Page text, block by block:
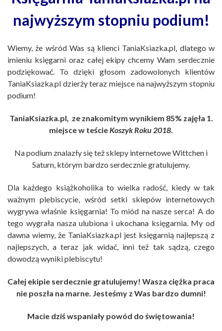
najwyższym stopniu podium!
Wiemy, że wśród Was są klienci TaniaKsiazka.pl, dlatego w
imieniu księgarni oraz całej ekipy chcemy Wam serdecznie
podziękować. To dzięki głosom zadowolonych klientów
TaniaKsiazka.pl dzierży teraz miejsce na najwyższym stopniu
podium!
TaniaKsiazka.pl, ze znakomitym wynikiem 85% zajęła 1.
miejsce w teście Koszyk Roku 2018
Na podium znalazły się też sklepy internetowe Wittchen i
Saturn, którym bardzo serdecznie gratulujemy.
Dla każdego książkoholika to wielka radość, kiedy w tak
ważnym plebiscycie, wśród setki sklepów internetowych
wygrywa właśnie księgarnia! To miód na nasze serca! A do
tego wygrała nasza ulubiona i ukochana księgarnia. My od
dawna wiemy, że TaniaKsiazka.pl jest księgarnią najlepszą z
najlepszych, a teraz jak widać, inni też tak sądzą, czego
dowodzą wyniki plebiscytu!
Całej ekipie serdecznie gratulujemy! Wasza ciężka praca
nie poszła na marne. Jesteśmy z Was bardzo dumni!
Macie dziś wspaniały powód do świętowania!